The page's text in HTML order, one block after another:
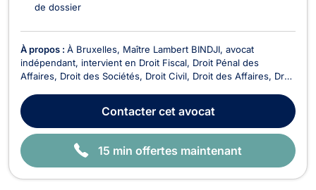
de dossier
À propos : À Bruxelles, Maître Lambert BINDJI, avocat
indépendant, intervient en Droit Fiscal, Droit Pénal des
Affaires, Droit des Sociétés, Droit Civil, Droit des Affaires, Droit
Associations et des Fondations et Droit Économique. Avocat
spécialisé en droit fiscal, il met so...
Contactercet avocat
15 min offertes maintenant